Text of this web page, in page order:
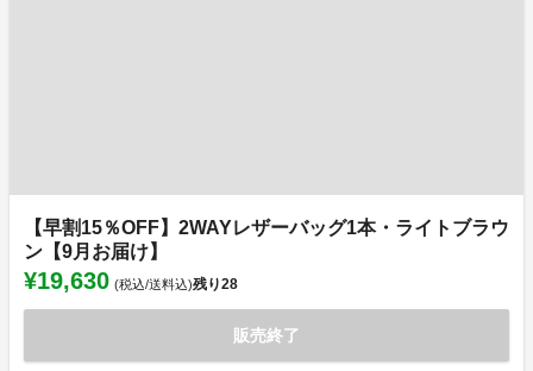
【早割15％OFF】2WAYレザーバッグ1本・ライトブラウ
ン【9月お届け】
¥19,630 (税込/送料込)残り28
販売終了